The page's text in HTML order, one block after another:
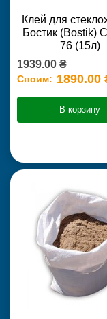
Клей для
Бостик (Bostik)
76 (15л)
1939.00 ₴
Своим: 1890.00
В корзину